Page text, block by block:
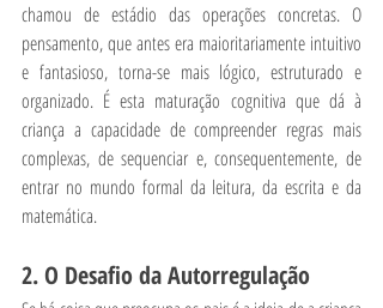
chamou de estádio das operações concretas. O
pensamento, que antes era maioritariamente intuitivo
e fantasioso, torna-se mais lógico, estruturado e
organizado. É esta maturação cognitiva que dá à
criança a capacidade de compreender regras mais
complexas, de sequenciar e, consequentemente, de
entrar no mundo formal da leitura, da escrita e da
matemática.
2. O Desafio da Autorregulação